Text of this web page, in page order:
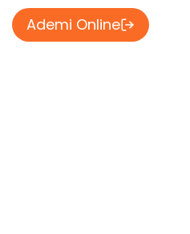
Ademi Online